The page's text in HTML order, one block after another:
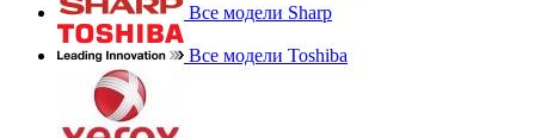
Все модели Sharp
Все модели Toshiba